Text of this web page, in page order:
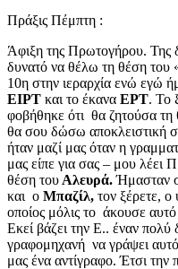
Πράξις Πέμπτη :
Άφιξη της Πρωτογήρου. Της
δυνατό να θέλω τη θέση του
10η στην ιεραρχία ενώ εγώ
ΕΙΡΤ και το έκανα ΕΡΤ. Το
φοβήθηκε ότι θα ζητούσα τη
θα σου δώσω αποκλειστική
ήταν μαζί μας όταν η
μας είπε για σας – μου λέει
θέση του Αλευρά.Ήμασταν
και ο Μπαζίλ, τον ξέρετε,
οποίος μόλις το άκουσε
Εκεί βάζει την Ε.. έναν
γραφομηχανή να γράψει
μας ένα αντίγραφο. Έτσι την